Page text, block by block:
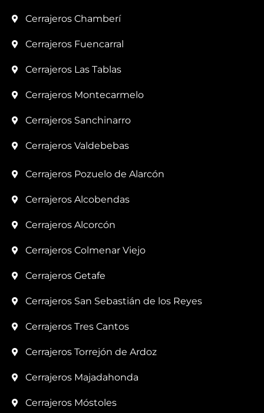
Cerrajeros Chamberí
Cerrajeros Fuencarral
Cerrajeros Las Tablas
Cerrajeros Montecarmelo
Cerrajeros Sanchinarro
Cerrajeros Valdebebas
Cerrajeros Pozuelo de Alarcón
Cerrajeros Alcobendas
Cerrajeros Alcorcón
Cerrajeros Colmenar Viejo
Cerrajeros Getafe
Cerrajeros San Sebastián de los Reyes
Cerrajeros Tres Cantos
Cerrajeros Torrejón de Ardoz
Cerrajeros Majadahonda
Cerrajeros Móstoles